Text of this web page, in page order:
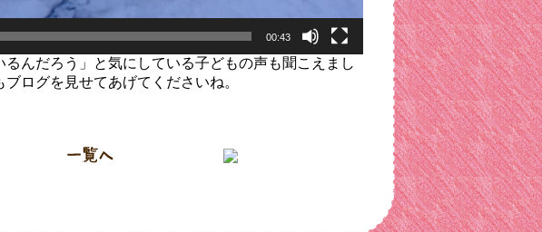
00:43
んだろう」と気にしている子どもの声も聞こえまし
ログを見せてあげてくださいね。